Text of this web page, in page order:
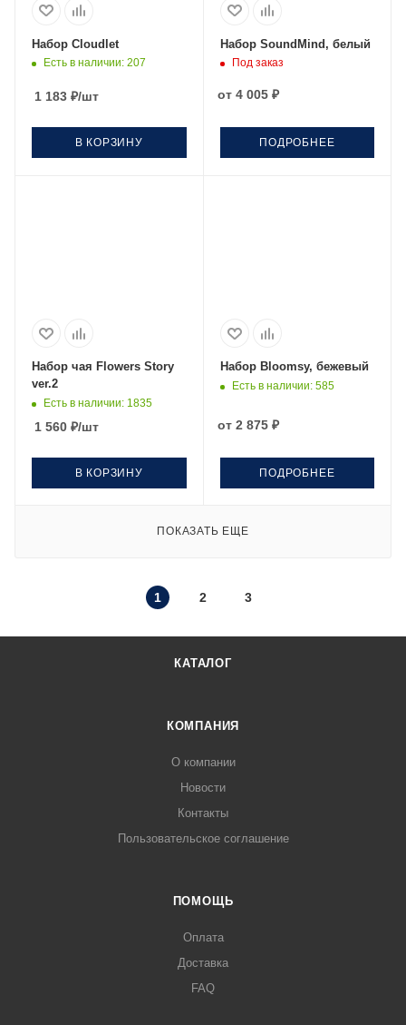
Набор Cloudlet
Есть в наличии: 207
1 183 ₽/шт
В КОРЗИНУ
Набор SoundMind, белый
Под заказ
от 4 005 ₽
ПОДРОБНЕЕ
Набор чая Flowers Story
ver.2
Есть в наличии: 1835
1 560 ₽/шт
В КОРЗИНУ
Набор Bloomsy, бежевый
Есть в наличии: 585
от 2 875 ₽
ПОДРОБНЕЕ
ПОКАЗАТЬ ЕЩЕ
1 2 3
КАТАЛОГ
КОМПАНИЯ
О компании
Новости
Контакты
Пользовательское соглашение
ПОМОЩЬ
Оплата
Доставка
FAQ